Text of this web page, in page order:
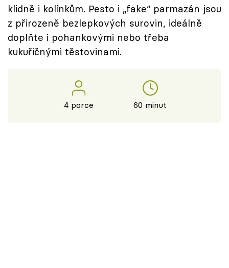
Sledujte nás
klidně i kolínkům. Pesto i „fake“ parmazán jsou
z přirozeně bezlepkových surovin, ideálně
doplňte i pohankovými nebo třeba
kukuřičnými těstovinami.
4 porce 60 minut